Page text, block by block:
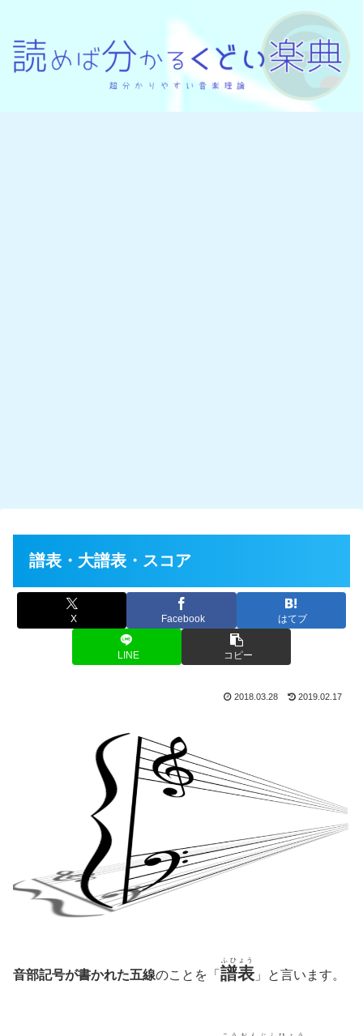
譜表・大譜表・スコア
X Facebook はてブ
LINE コピー
2018.03.28 2019.02.17
音部記号が書かれた五線のことを「 譜表
ふひょう
」と言います。